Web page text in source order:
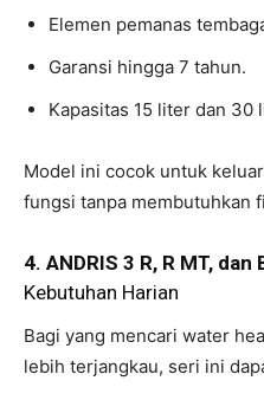
Elemen pemanas
Garansi hingga 7 tahun.
Kapasitas 15 liter dan 30
Model ini cocok untuk
fungsi tanpa membutuhkan
4. ANDRIS 3 R, R MT, dan
Kebutuhan Harian
Bagi yang mencari water
lebih terjangkau, seri ini